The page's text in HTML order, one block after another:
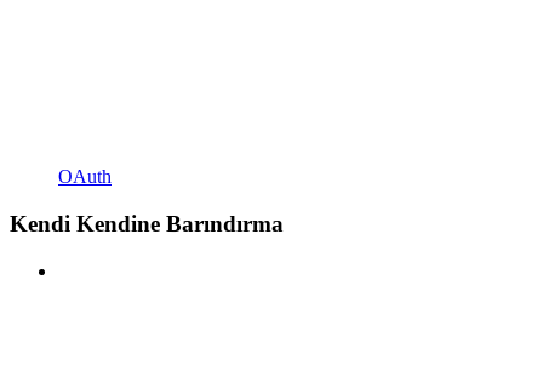
OAuth
Kendi Kendine Barındırma